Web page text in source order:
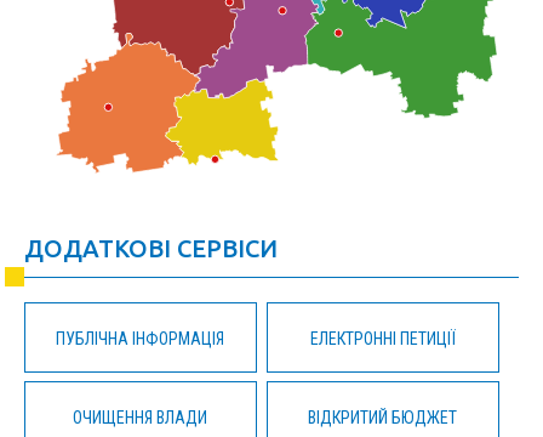
ДОДАТКОВІ СЕРВІСИ
ПУБЛІЧНА ІНФОРМАЦІЯ ЕЛЕКТРОННІ ПЕТИЦІЇ
ОЧИЩЕННЯ ВЛАДИ ВІДКРИТИЙ БЮДЖЕТ